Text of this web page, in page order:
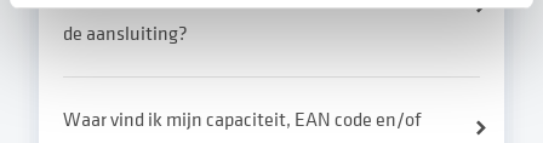
de aansluiting?
Waar vind ik mijn capaciteit, EAN code en/of